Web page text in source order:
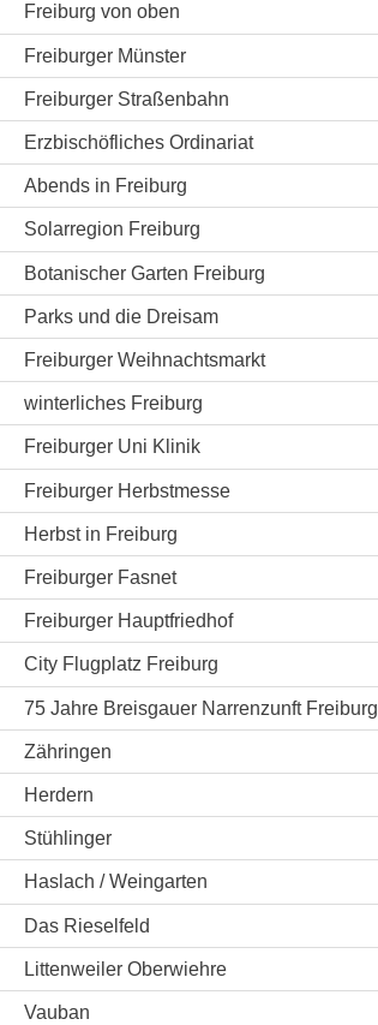
Freiburg von oben
Freiburger Münster
Freiburger Straßenbahn
Erzbischöfliches Ordinariat
Abends in Freiburg
Solarregion Freiburg
Botanischer Garten Freiburg
Parks und die Dreisam
Freiburger Weihnachtsmarkt
winterliches Freiburg
Freiburger Uni Klinik
Freiburger Herbstmesse
Herbst in Freiburg
Freiburger Fasnet
Freiburger Hauptfriedhof
City Flugplatz Freiburg
75 Jahre Breisgauer Narrenzunft Freiburg
Zähringen
Herdern
Stühlinger
Haslach / Weingarten
Das Rieselfeld
Littenweiler Oberwiehre
Vauban